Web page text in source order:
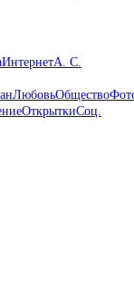
ИнтернетА. С.
ЛюбовьОбщество
ОткрыткиСоц.